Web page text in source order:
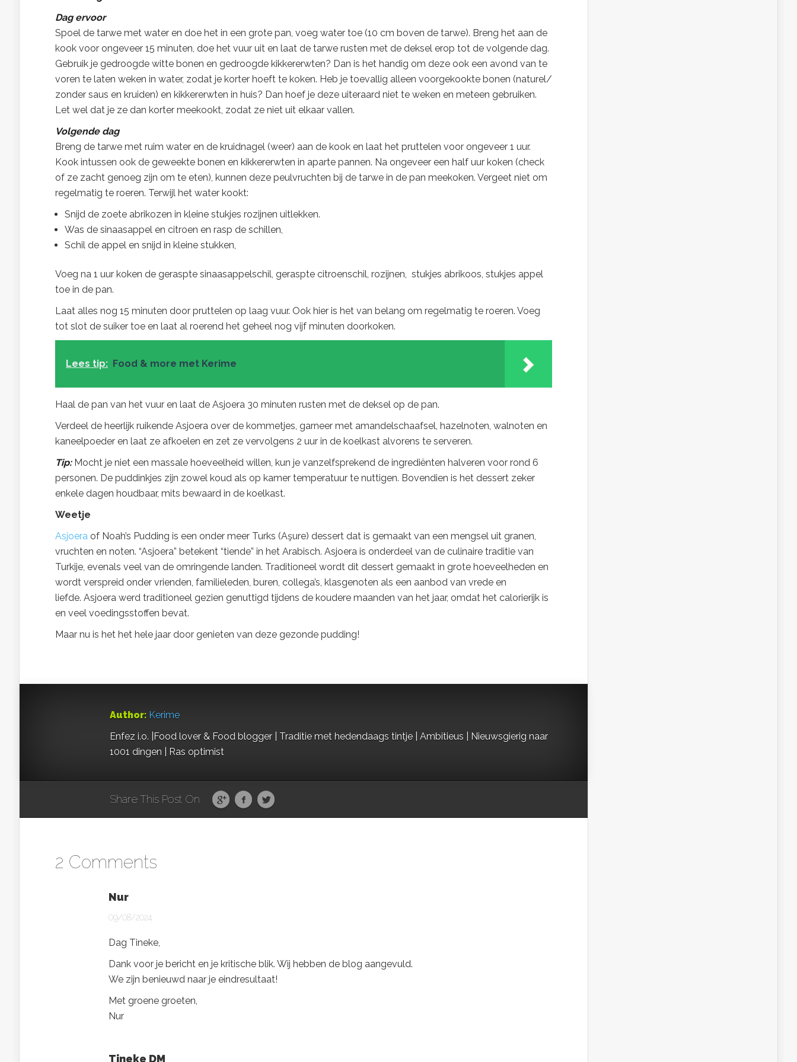
Dag ervoor
Spoel de tarwe met water en doe het in een grote pan, voeg water toe (10 cm boven de tarwe). Breng het aan de
kook voor ongeveer 15 minuten, doe het vuur uit en laat de tarwe rusten met de deksel erop tot de volgende dag.
Gebruik je gedroogde witte bonen en gedroogde kikkererwten? Dan is het handig om deze ook een avond van te
voren te laten weken in water, zodat je korter hoeft te koken. Heb je toevallig alleen voorgekookte bonen (naturel/
zonder saus en kruiden) en kikkererwten in huis? Dan hoef je deze uiteraard niet te weken en meteen gebruiken.
Let wel dat je ze dan korter meekookt, zodat ze niet uit elkaar vallen.
Volgende dag
Breng de tarwe met ruim water en de kruidnagel (weer) aan de kook en laat het pruttelen voor ongeveer 1 uur.
Kook intussen ook de geweekte bonen en kikkererwten in aparte pannen. Na ongeveer een half uur koken (check
of ze zacht genoeg zijn om te eten), kunnen deze peulvruchten bij de tarwe in de pan meekoken. Vergeet niet om
regelmatig te roeren. Terwijl het water kookt:
Snijd de zoete abrikozen in kleine stukjes rozijnen uitlekken.
Was de sinaasappel en citroen en rasp de schillen,
Schil de appel en snijd in kleine stukken,
Voeg na 1 uur koken de geraspte sinaasappelschil, geraspte citroenschil, rozijnen, stukjes abrikoos, stukjes appel
toe in de pan.
Laat alles nog 15 minuten door pruttelen op laag vuur. Ook hier is het van belang om regelmatig te roeren. Voeg
tot slot de suiker toe en laat al roerend het geheel nog vijf minuten doorkoken.
Lees tip: Food & more met Kerime
Haal de pan van het vuur en laat de Asjoera 30 minuten rusten met de deksel op de pan.
Verdeel de heerlijk ruikende Asjoera over de kommetjes, garneer met amandelschaafsel, hazelnoten, walnoten en
kaneelpoeder en laat ze afkoelen en zet ze vervolgens 2 uur in de koelkast alvorens te serveren.
Tip: Mocht je niet een massale hoeveelheid willen, kun je vanzelfsprekend de ingrediënten halveren voor rond 6
personen. De puddinkjes zijn zowel koud als op kamer temperatuur te nuttigen. Bovendien is het dessert zeker
enkele dagen houdbaar, mits bewaard in de koelkast.
Weetje
Asjoera of Noah’s Pudding is een onder meer Turks (Aşure) dessert dat is gemaakt van een mengsel uit granen,
vruchten en noten. “Asjoera” betekent “tiende” in het Arabisch. Asjoera is onderdeel van de culinaire traditie van
Turkije, evenals veel van de omringende landen. Traditioneel wordt dit dessert gemaakt in grote hoeveelheden en
wordt verspreid onder vrienden, familieleden, buren, collega’s, klasgenoten als een aanbod van vrede en
liefde. Asjoera werd traditioneel gezien genuttigd tijdens de koudere maanden van het jaar, omdat het calorierijk is
en veel voedingsstoffen bevat.
Maar nu is het het hele jaar door genieten van deze gezonde pudding!
Author: Kerime
Enfez i.o. |Food lover & Food blogger | Traditie met hedendaags tintje | Ambitieus | Nieuwsgierig naar
1001 dingen | Ras optimist
Share This Post On
2 Comments
Nur
09/08/2024
Dag Tineke,
Dank voor je bericht en je kritische blik. Wij hebben de blog aangevuld.
We zijn benieuwd naar je eindresultaat!
Met groene groeten,
Nur
Tineke DM